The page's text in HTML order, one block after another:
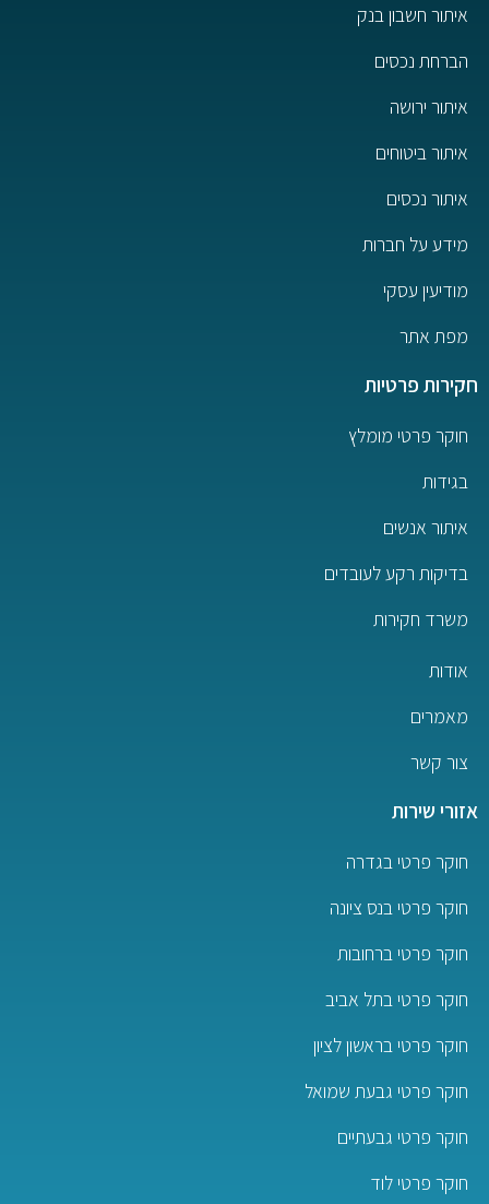
איתור חשבון בנק
הברחת נכסים
איתור ירושה
איתור ביטוחים
איתור נכסים
מידע על חברות
מודיעין עסקי
מפת אתר
חקירות פרטיות
חוקר פרטי מומלץ
בגידות
איתור אנשים
בדיקות רקע לעובדים
משרד חקירות
אודות
מאמרים
צור קשר
אזורי שירות
חוקר פרטי בגדרה
חוקר פרטי בנס ציונה
חוקר פרטי ברחובות
חוקר פרטי בתל אביב
חוקר פרטי בראשון לציון
חוקר פרטי גבעת שמואל
חוקר פרטי גבעתיים
חוקר פרטי לוד